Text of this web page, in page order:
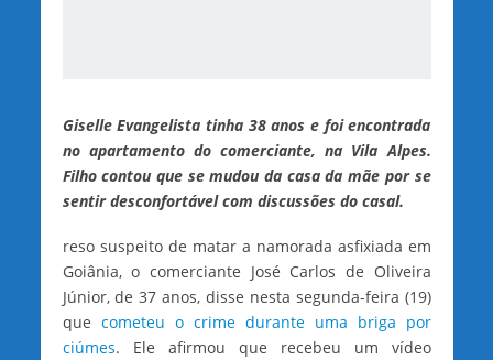
Giselle Evangelista tinha 38 anos e foi encontrada
no apartamento do comerciante, na Vila Alpes.
Filho contou que se mudou da casa da mãe por se
sentir desconfortável com discussões do casal.
reso suspeito de matar a namorada asfixiada em
Goiânia, o comerciante José Carlos de Oliveira
Júnior, de 37 anos, disse nesta segunda-feira (19)
que cometeu o crime durante uma briga por
ciúmes. Ele afirmou que recebeu um vídeo